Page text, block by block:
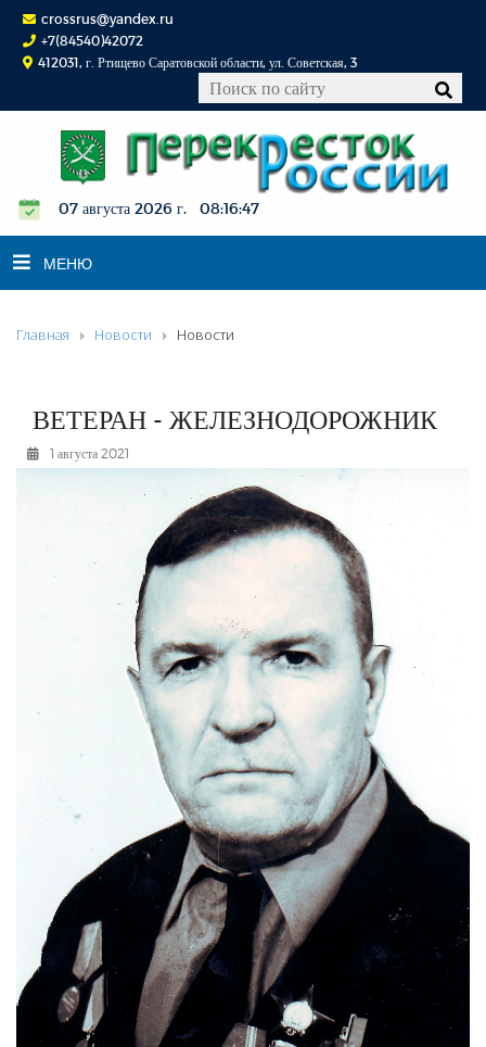
crossrus@yandex.ru
+7(84540)42072
412031, г. Ртищево Саратовской области, ул. Советская, 3
07 августа 2026 г. 08:16:48
МЕНЮ
НОВОСТИ
К СВЕДЕНИЮ
ФОТОРЕПОРТАЖИ
РЕКЛАМОДАТЕЛЯМ
ОБЪЯВЛЕНИЯ
КОНТАКТЫ
Главная Новости Новости
ВЕТЕРАН - ЖЕЛЕЗНОДОРОЖНИК
1 августа 2021